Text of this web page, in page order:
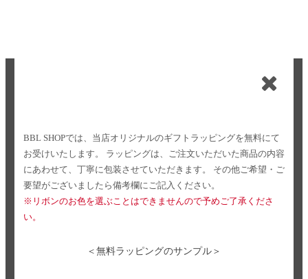
BBL SHOPでは、当店オリジナルのギフトラッピングを無料にて
お受けいたします。
ラッピングは、ご注文いただいた商品の内容
にあわせて、丁寧に包装させていただきます。
その他ご希望・ご
要望がございましたら備考欄にご記入ください。
※リボンのお色を選ぶことはできませんので予めご了承くださ
い。
＜無料ラッピングのサンプル＞